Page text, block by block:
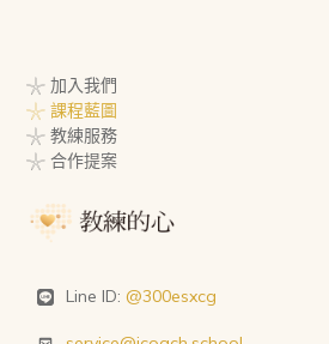
𓇼 加入我們
𓇼 課程藍圖
𓇼 教練服務
𓇼 合作提案
Line ID: @300esxcg